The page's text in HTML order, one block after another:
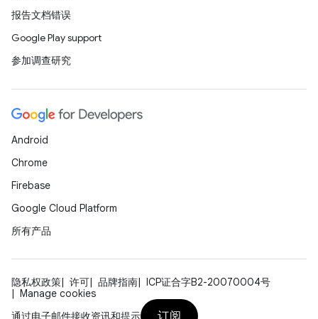
报告文档错误
Google Play support
参加调查研究
Android
Chrome
Firebase
Google Cloud Platform
所有产品
隐私权政策 许可 品牌指南
ICP证合字B2-20070004号
Manage cookies
通过电子邮件接收资讯和提示